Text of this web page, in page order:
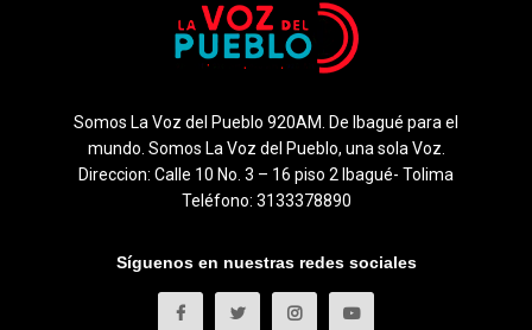
Somos La Voz del Pueblo 920AM. De Ibagué para el
mundo. Somos La Voz del Pueblo, una sola Voz.
Direccion: Calle 10 No. 3 – 16 piso 2 Ibagué- Tolima
Teléfono: 3133378890
Síguenos en nuestras redes sociales